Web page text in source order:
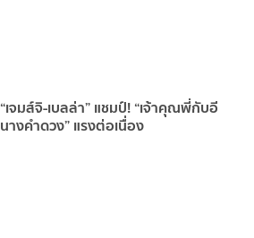
“เจมส์จิ-เบลล่า” แชมป์! “เจ้าคุณพี่กับอี
นางคำดวง” แรงต่อเนื่อง